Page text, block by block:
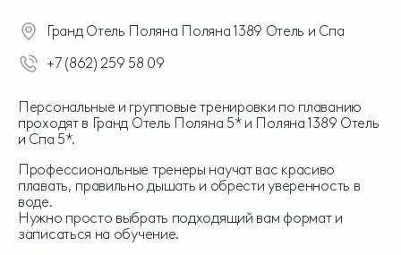
Гранд Отель Поляна Поляна 1389 Отель и Спа
+7 (862) 259 58 09
Персональные и групповые тренировки по плаванию
проходят в Гранд Отель Поляна 5* и Поляна 1389 Отель
и Спа 5*.
Профессиональные тренеры научат вас красиво
плавать, правильно дышать и обрести уверенность в
воде.
Нужно просто выбрать подходящий вам формат и
записаться на обучение.